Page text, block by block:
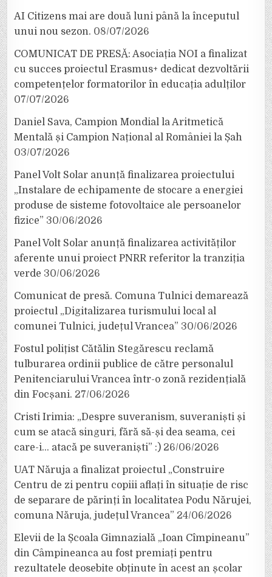
AI Citizens mai are două luni până la începutul
unui nou sezon. 08/07/2026
COMUNICAT DE PRESĂ: Asociația NOI a finalizat
cu succes proiectul Erasmus+ dedicat dezvoltării
competențelor formatorilor în educația adulților
07/07/2026
Daniel Sava, Campion Mondial la Aritmetică
Mentală și Campion Național al României la Șah
03/07/2026
Panel Volt Solar anunță finalizarea proiectului
„Instalare de echipamente de stocare a energiei
produse de sisteme fotovoltaice ale persoanelor
fizice” 30/06/2026
Panel Volt Solar anunță finalizarea activităților
aferente unui proiect PNRR referitor la tranziția
verde 30/06/2026
Comunicat de presă. Comuna Tulnici demarează
proiectul „Digitalizarea turismului local al
comunei Tulnici, județul Vrancea” 30/06/2026
Fostul polițist Cătălin Stegărescu reclamă
tulburarea ordinii publice de către personalul
Penitenciarului Vrancea într-o zonă rezidențială
din Focșani. 27/06/2026
Cristi Irimia: „Despre suveranism, suveraniști și
cum se atacă singuri, fără să-și dea seama, cei
care-i… atacă pe suveraniști” :) 26/06/2026
UAT Năruja a finalizat proiectul „Construire
Centru de zi pentru copiii aflați în situație de risc
de separare de părinți în localitatea Podu Nărujei,
comuna Năruja, județul Vrancea” 24/06/2026
Elevii de la Școala Gimnazială „Ioan Cîmpineanu”
din Câmpineanca au fost premiați pentru
rezultatele deosebite obținute în acest an școlar